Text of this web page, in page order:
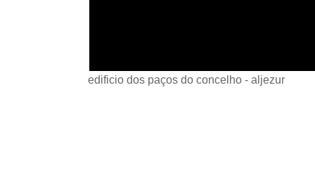
edificio dos paços do concelho - aljezur